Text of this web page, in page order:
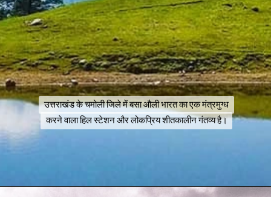
उत्तराखंड के चमोली जिले में बसा औली भारत का एक मंत्रमुग्ध
करने वाला हिल स्टेशन और लोकप्रिय शीतकालीन गंतव्य है।
उत्तराखंड के चमोली जिले में बसा औली भारत का एक मंत्रमुग्ध
करने वाला हिल स्टेशन और लोकप्रिय शीतकालीन गंतव्य है।